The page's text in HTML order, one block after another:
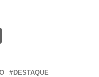
DESTAQUE